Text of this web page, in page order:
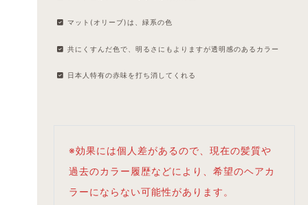
マット(オリーブ)は、緑系の色
共にくすんだ色で、明るさにもよりますが透明感のあるカラー
日本人特有の赤味を打ち消してくれる
※効果には個人差があるので、現在の髪質や
過去のカラー履歴などにより、希望のヘアカ
ラーにならない可能性があります。